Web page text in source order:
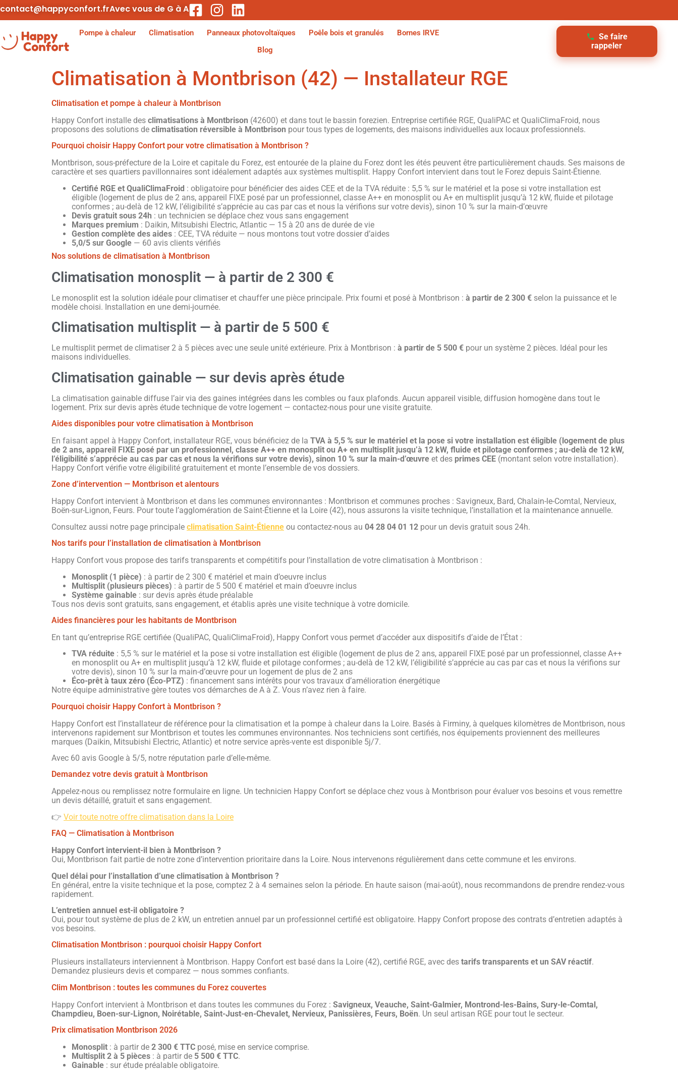
contact@happyconfort.frAvec vous de G à A
Pompe à chaleur Climatisation Panneaux photovoltaïques Poêle bois et granulés
Bornes IRVE
Blog
Se faire
rappeler
Climatisation à Montbrison (42) — Installateur RGE
Climatisation et pompe à chaleur à Montbrison
Happy Confort installe des climatisations à Montbrison (42600) et dans tout le bassin forezien. Entreprise certifiée RGE, QualiPAC et QualiClimaFroid, nous
proposons des solutions de climatisation réversible à Montbrison pour tous types de logements, des maisons individuelles aux locaux professionnels.
Pourquoi choisir Happy Confort pour votre climatisation à Montbrison ?
Montbrison, sous-préfecture de la Loire et capitale du Forez, est entourée de la plaine du Forez dont les étés peuvent être particulièrement chauds. Ses maisons de
caractère et ses quartiers pavillonnaires sont idéalement adaptés aux systèmes multisplit. Happy Confort intervient dans tout le Forez depuis Saint-Étienne.
Certifié RGE et QualiClimaFroid : obligatoire pour bénéficier des aides CEE et de la TVA réduite : 5,5 % sur le matériel et la pose si votre installation est
éligible (logement de plus de 2 ans, appareil FIXE posé par un professionnel, classe A++ en monosplit ou A+ en multisplit jusqu’à 12 kW, fluide et pilotage
conformes ; au-delà de 12 kW, l’éligibilité s’apprécie au cas par cas et nous la vérifions sur votre devis), sinon 10 % sur la main-d’œuvre
Devis gratuit sous 24h : un technicien se déplace chez vous sans engagement
Marques premium : Daikin, Mitsubishi Electric, Atlantic — 15 à 20 ans de durée de vie
Gestion complète des aides : CEE, TVA réduite — nous montons tout votre dossier d’aides
5,0/5 sur Google — 60 avis clients vérifiés
Nos solutions de climatisation à Montbrison
Climatisation monosplit — à partir de 2 300 €
Le monosplit est la solution idéale pour climatiser et chauffer une pièce principale. Prix fourni et posé à Montbrison : à partir de 2 300 € selon la puissance et le
modèle choisi. Installation en une demi-journée.
Climatisation multisplit — à partir de 5 500 €
Le multisplit permet de climatiser 2 à 5 pièces avec une seule unité extérieure. Prix à Montbrison : à partir de 5 500 € pour un système 2 pièces. Idéal pour les
maisons individuelles.
Climatisation gainable — sur devis après étude
La climatisation gainable diffuse l’air via des gaines intégrées dans les combles ou faux plafonds. Aucun appareil visible, diffusion homogène dans tout le
logement. Prix sur devis après étude technique de votre logement — contactez-nous pour une visite gratuite.
Aides disponibles pour votre climatisation à Montbrison
En faisant appel à Happy Confort, installateur RGE, vous bénéficiez de la TVA à 5,5 % sur le matériel et la pose si votre installation est éligible (logement de plus
de 2 ans, appareil FIXE posé par un professionnel, classe A++ en monosplit ou A+ en multisplit jusqu’à 12 kW, fluide et pilotage conformes ; au-delà de 12 kW,
l’éligibilité s’apprécie au cas par cas et nous la vérifions sur votre devis), sinon 10 % sur la main-d’œuvre et des primes CEE (montant selon votre installation).
Happy Confort vérifie votre éligibilité gratuitement et monte l’ensemble de vos dossiers.
Zone d’intervention — Montbrison et alentours
Happy Confort intervient à Montbrison et dans les communes environnantes : Montbrison et communes proches : Savigneux, Bard, Chalain-le-Comtal, Nervieux,
Boën-sur-Lignon, Feurs. Pour toute l’agglomération de Saint-Étienne et la Loire (42), nous assurons la visite technique, l’installation et la maintenance annuelle.
Consultez aussi notre page principale climatisation Saint-Étienne ou contactez-nous au 04 28 04 01 12 pour un devis gratuit sous 24h.
Nos tarifs pour l’installation de climatisation à Montbrison
Happy Confort vous propose des tarifs transparents et compétitifs pour l’installation de votre climatisation à Montbrison :
Monosplit (1 pièce) : à partir de 2 300 € matériel et main d’oeuvre inclus
Multisplit (plusieurs pièces) : à partir de 5 500 € matériel et main d’oeuvre inclus
Système gainable : sur devis après étude préalable
Tous nos devis sont gratuits, sans engagement, et établis après une visite technique à votre domicile.
Aides financières pour les habitants de Montbrison
En tant qu’entreprise RGE certifiée (QualiPAC, QualiClimaFroid), Happy Confort vous permet d’accéder aux dispositifs d’aide de l’État :
TVA réduite : 5,5 % sur le matériel et la pose si votre installation est éligible (logement de plus de 2 ans, appareil FIXE posé par un professionnel, classe A++
en monosplit ou A+ en multisplit jusqu’à 12 kW, fluide et pilotage conformes ; au-delà de 12 kW, l’éligibilité s’apprécie au cas par cas et nous la vérifions sur
votre devis), sinon 10 % sur la main-d’œuvre pour un logement de plus de 2 ans
Éco-prêt à taux zéro (Éco-PTZ) : financement sans intérêts pour vos travaux d’amélioration énergétique
Notre équipe administrative gère toutes vos démarches de A à Z. Vous n’avez rien à faire.
Pourquoi choisir Happy Confort à Montbrison ?
Happy Confort est l’installateur de référence pour la climatisation et la pompe à chaleur dans la Loire. Basés à Firminy, à quelques kilomètres de Montbrison, nous
intervenons rapidement sur Montbrison et toutes les communes environnantes. Nos techniciens sont certifiés, nos équipements proviennent des meilleures
marques (Daikin, Mitsubishi Electric, Atlantic) et notre service après-vente est disponible 5j/7.
Avec 60 avis Google à 5/5, notre réputation parle d’elle-même.
Demandez votre devis gratuit à Montbrison
Appelez-nous ou remplissez notre formulaire en ligne. Un technicien Happy Confort se déplace chez vous à Montbrison pour évaluer vos besoins et vous remettre
un devis détaillé, gratuit et sans engagement.
👉 Voir toute notre offre climatisation dans la Loire
FAQ — Climatisation à Montbrison
Happy Confort intervient-il bien à Montbrison ?
Oui, Montbrison fait partie de notre zone d’intervention prioritaire dans la Loire. Nous intervenons régulièrement dans cette commune et les environs.
Quel délai pour l’installation d’une climatisation à Montbrison ?
En général, entre la visite technique et la pose, comptez 2 à 4 semaines selon la période. En haute saison (mai-août), nous recommandons de prendre rendez-vous
rapidement.
L’entretien annuel est-il obligatoire ?
Oui, pour tout système de plus de 2 kW, un entretien annuel par un professionnel certifié est obligatoire. Happy Confort propose des contrats d’entretien adaptés à
vos besoins.
Climatisation Montbrison : pourquoi choisir Happy Confort
Plusieurs installateurs interviennent à Montbrison. Happy Confort est basé dans la Loire (42), certifié RGE, avec des tarifs transparents et un SAV réactif.
Demandez plusieurs devis et comparez — nous sommes confiants.
Clim Montbrison : toutes les communes du Forez couvertes
Happy Confort intervient à Montbrison et dans toutes les communes du Forez : Savigneux, Veauche, Saint-Galmier, Montrond-les-Bains, Sury-le-Comtal,
Champdieu, Boen-sur-Lignon, Noirétable, Saint-Just-en-Chevalet, Nervieux, Panissières, Feurs, Boën. Un seul artisan RGE pour tout le secteur.
Prix climatisation Montbrison 2026
Monosplit : à partir de 2 300 € TTC posé, mise en service comprise.
Multisplit 2 à 5 pièces : à partir de 5 500 € TTC.
Gainable : sur étude préalable obligatoire.